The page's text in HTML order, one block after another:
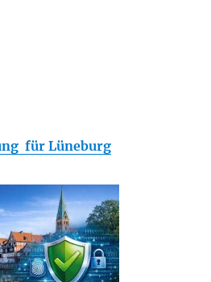
für Lüneburg